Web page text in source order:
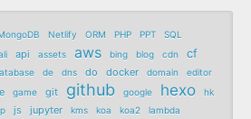
Netlify ORM PHP PPT
SQL
api assets aws bing blog cdn cf
de dns do docker domain
editor
game git github google hexo
hk
js jupyter kms koa koa2 lambda